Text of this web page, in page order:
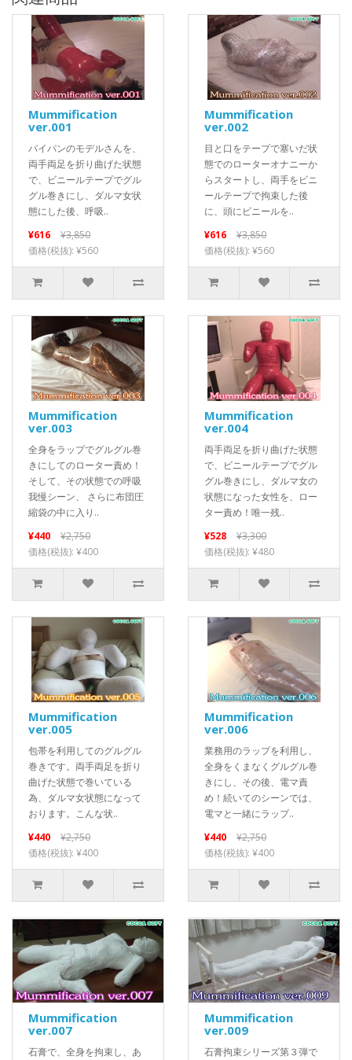
Mummification
ver.001
パイパンのモデルさんを、
両手両足を折り曲げた状態
で、ビニールテープでグル
グル巻きにし、ダルマ女状
態にした後、呼吸..
¥616
¥3,850
価格(税抜): ¥560
Mummification
ver.002
目と口をテープで塞いだ状
態でのローターオナニーか
らスタートし、両手をビニ
ールテープで拘束した後
に、頭にビニールを..
¥616
¥3,850
価格(税抜): ¥560
Mummification
ver.003
全身をラップでグルグル巻
きにしてのローター責め！
そして、その状態での呼吸
我慢シーン、 さらに布団圧
縮袋の中に入り..
¥440
¥2,750
価格(税抜): ¥400
Mummification
ver.004
両手両足を折り曲げた状態
で、ビニールテープでグル
グル巻きにし、ダルマ女の
状態になった女性を、ロー
ター責め！唯一残..
¥528
¥3,300
価格(税抜): ¥480
Mummification
ver.005
包帯を利用してのグルグル
巻きです。両手両足を折り
曲げた状態で巻いている
為、ダルマ女状態になって
おります。こんな状..
¥440
¥2,750
価格(税抜): ¥400
Mummification
ver.006
業務用のラップを利用し、
全身をくまなくグルグル巻
きにし、その後、電マ責
め！続いてのシーンでは、
電マと一緒にラップ..
¥440
¥2,750
価格(税抜): ¥400
Mummification
ver.007
石膏で、全身を拘束し、あ
Mummification
ver.009
石膏拘束シリーズ第３弾で